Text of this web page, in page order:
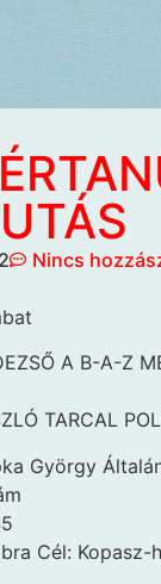
Nincs
A B-A-Z
TARCAL
György
Cél: